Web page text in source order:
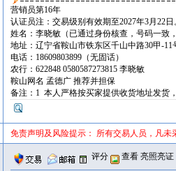
营销员第16年
认证员注：交易级别有效期至2027年3月22日
姓名：李晓敏（已通过身份核查，号码一致
地址：辽宁省鞍山市铁东区千山中路30甲-
电话：18609803899（无固话）
农行：622848 0580587273815 李晓敏
鞍山网名 孟德广 推荐并担保
备注：1 本人严格按买家提供收货地址发货
免责声明及风险提示： 所有交易人员，凡
评分 查看 亮照亮证